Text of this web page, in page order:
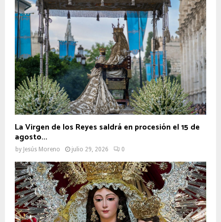
La Virgen de los Reyes saldrá en procesión el 15 de
agosto...
by Jesús Moreno julio 29, 2026 0